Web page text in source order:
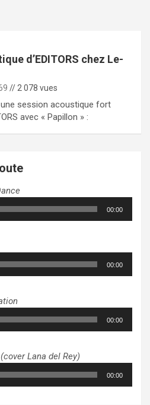
d’EDITORS chez Le-
// 2 078 vues
session acoustique fort
avec « Papillon » :
00:00
00:00
00:00
Lana del Rey)
00:00